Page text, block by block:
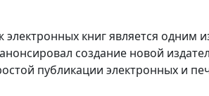
книг является одним
создание новой
публикации электронных и